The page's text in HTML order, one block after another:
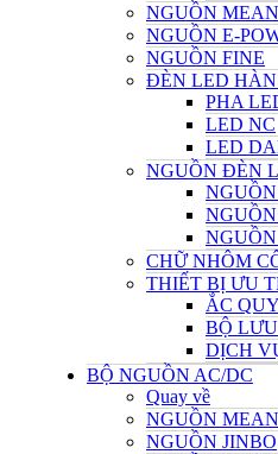
NGUỒN
NGUỒN E-
NGUỒN FINE
ĐÈN LED HÀN
PHA
LED NC
LED
NGUỒN ĐÈN
CHỮ NHÔM
THIẾT BỊ ƯU
ẮC
BỘ
DỊCH
BỘ NGUỒN AC/DC
Quay về
NGUỒN
NGUỒN JINBO